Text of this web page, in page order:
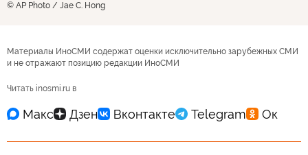
© AP Photo / Jae C. Hong
Материалы ИноСМИ содержат оценки исключительно зарубежных СМИ
и не отражают позицию редакции ИноСМИ
Читать inosmi.ru в